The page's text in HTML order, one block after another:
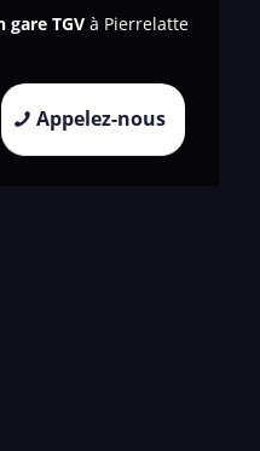
TGV à Pierrelatte
Appelez-nous